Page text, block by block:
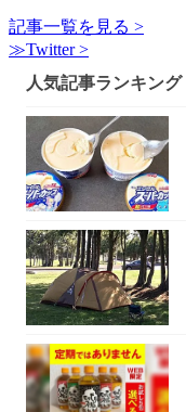
記事一覧を見る >
≫Twitter >
人気記事ランキング